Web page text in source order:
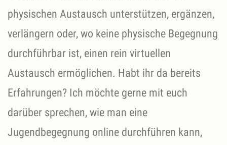
physischen Austausch unterstützen, ergänzen,
verlängern oder, wo keine physische Begegnung
durchführbar ist, einen rein virtuellen
Austausch ermöglichen. Habt ihr da bereits
Erfahrungen? Ich möchte gerne mit euch
darüber sprechen, wie man eine
Jugendbegegnung online durchführen kann,